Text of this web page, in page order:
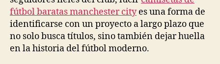
fútbol baratas manchester cityes una forma de
identificarse con un proyecto a largo plazo que
no solo busca títulos, sino también dejar huella
en la historia del fútbol moderno.